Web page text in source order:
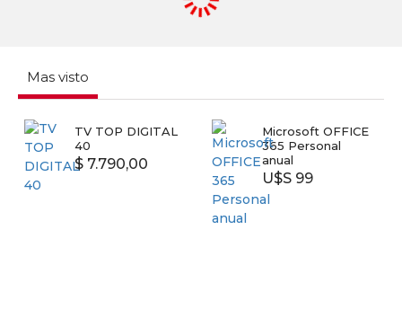
Mas visto
TV TOP DIGITAL
40
$ 7.790,00
Microsoft OFFICE
365 Personal
anual
U$S 99